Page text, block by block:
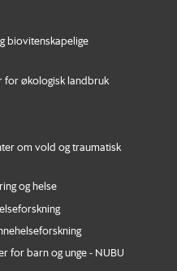
biovitenskapelige
for økologisk landbruk
om vold og traumatisk
og helse
for barn og unge - NUBU